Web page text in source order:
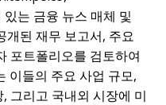
는 금융 뉴스 매체 및
개된 재무 보고서, 주요
포트폴리오를 검토하여
이들의 주요 사업 규모,
그리고 국내외 시장에 미